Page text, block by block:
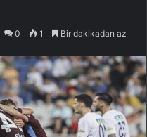
0 1 Bir dakikadan az